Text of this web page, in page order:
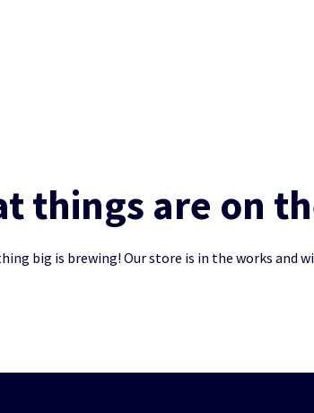
things are on
big is brewing! Our store is in the works and